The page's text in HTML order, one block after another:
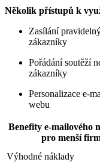
Několik přístupů k
Zasílání
zákazníky
Pořádání soutěží
zákazníky
Personalizace e-
webu
Benefity e-mailového
pro menší
Výhodné náklady